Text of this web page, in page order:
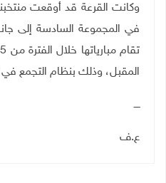
وكانت القرعة قد أوقعت
في المجموعة السادسة إلى
المقبل، وذلك بنظام التجمع في
ــــ
ع.ف